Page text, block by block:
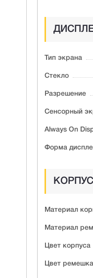
Тип экрана
Стекло
Разрешение
Сенсорный
Always On
Форма
Материал
Материал
Цвет корпуса
Цвет ремешка